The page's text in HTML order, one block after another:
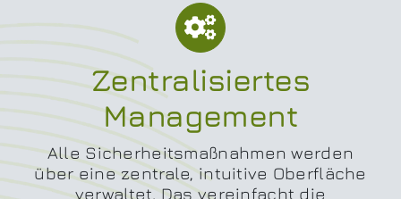
Zentralisiertes
Management
Alle Sicherheitsmaßnahmen werden
über eine zentrale, intuitive Oberfläche
verwaltet. Das vereinfacht die